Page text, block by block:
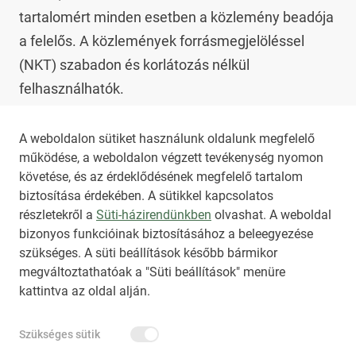
A weboldalon sütiket használunk oldalunk megfelelő
működése, a weboldalon végzett tevékenység nyomon
követése, és az érdeklődésének megfelelő tartalom
biztosítása érdekében. A sütikkel kapcsolatos
részletekről a Süti-házirendünkben olvashat. A weboldal
bizonyos funkcióinak biztosításához a beleegyezése
szükséges. A süti beállítások később bármikor
megváltoztathatóak a "Süti beállítások" menüre
kattintva az oldal alján.
Szükséges sütik
tartalomért minden esetben a közlemény beadója
a felelős. A közlemények forrásmegjelöléssel
(NKT) szabadon és korlátozás nélkül
felhasználhatók.
Az NKT szolgáltatással kapcsolatban további
információt az nkt@dunamsz.hu elektronikus
levelező címen kaphat.
HIRADO.HU MEDIAKLIKK.HU
M4SPORT.HU NEMZETISPORT.HU
NEMZETI KÖZLEMÉNYTÁR MEGRENDELÉS